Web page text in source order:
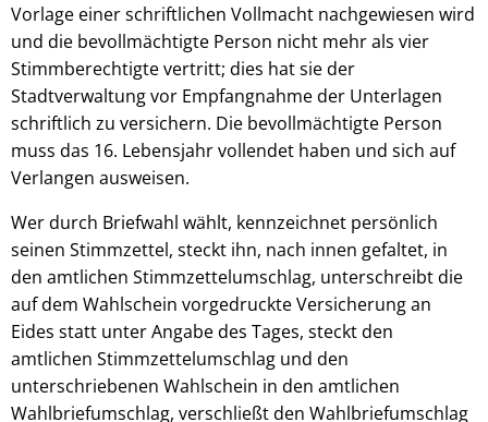
Vorlage einer schriftlichen Vollmacht nachgewiesen wird
und die bevollmächtigte Person nicht mehr als vier
Stimmberechtigte vertritt; dies hat sie der
Stadtverwaltung vor Empfangnahme der Unterlagen
schriftlich zu versichern. Die bevollmächtigte Person
muss das 16. Lebensjahr vollendet haben und sich auf
Verlangen ausweisen.
Wer durch Briefwahl wählt, kennzeichnet persönlich
seinen Stimmzettel, steckt ihn, nach innen gefaltet, in
den amtlichen Stimmzettelumschlag, unterschreibt die
auf dem Wahlschein vorgedruckte Versicherung an
Eides statt unter Angabe des Tages, steckt den
amtlichen Stimmzettelumschlag und den
unterschriebenen Wahlschein in den amtlichen
Wahlbriefumschlag, verschließt den Wahlbriefumschlag